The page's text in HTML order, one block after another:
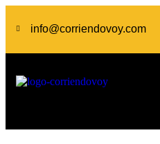
info@corriendovoy.com